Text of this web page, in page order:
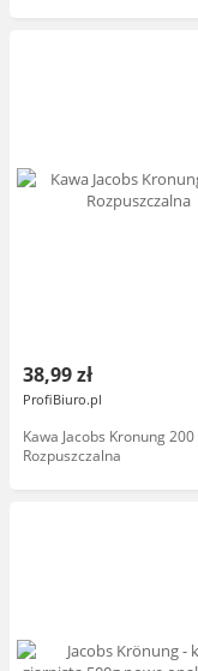
38,99 zł
ProfiBiuro.pl
Kawa Jacobs Kronung 200
Rozpuszczalna